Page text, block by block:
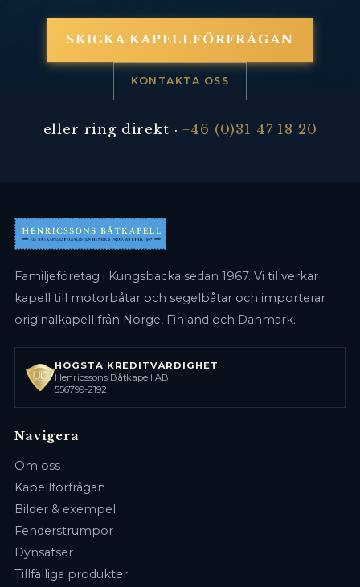
SKICKA KAPELLFÖRFRÅGAN
KONTAKTA OSS
eller ring direkt ·+46 (0)31 47 18 20
Familjeföretag i Kungsbacka sedan 1967. Vi tillverkar
kapell till motorbåtar och segelbåtar och importerar
originalkapell från Norge, Finland och Danmark.
HÖGSTA KREDITVÄRDIGHET
Henricssons Båtkapell AB
556799-2192
Navigera
Om oss
Kapellförfrågan
Bilder & exempel
Fenderstrumpor
Dynsatser
Tillfälliga produkter